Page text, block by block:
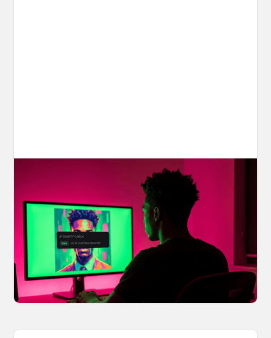
Your AI Creations, Protected: How
OpenArt's IP Safety Check Keeps
Creators Safe
You made something you love, but is it safe to
share? OpenArt's IP Safety Check, powered
by CopySight, lets you scan your creations for
potential IP issues before they leave your
hands.
April 2, 2026